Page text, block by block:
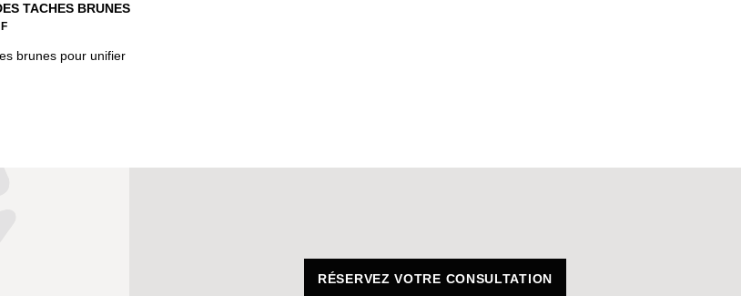
TACHES BRUNES
brunes pour unifier
RÉSERVEZ VOTRE CONSULTATION